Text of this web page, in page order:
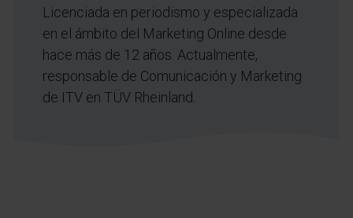
Licenciada en periodismo y especializada
en el ámbito del Marketing Online desde
hace más de 12 años. Actualmente,
responsable de Comunicación y Marketing
de ITV en TÜV Rheinland.